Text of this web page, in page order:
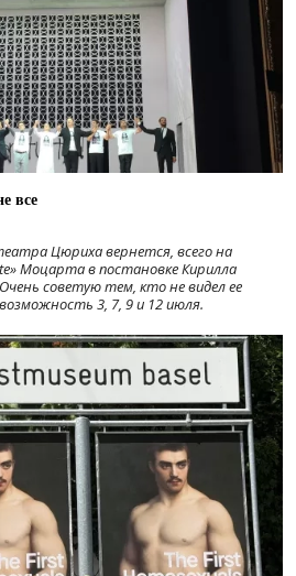
все
Цюриха вернется, всего на
Моцарта в постановке Кирилла
советую тем, кто не видел ее
3, 7, 9 и 12 июля.